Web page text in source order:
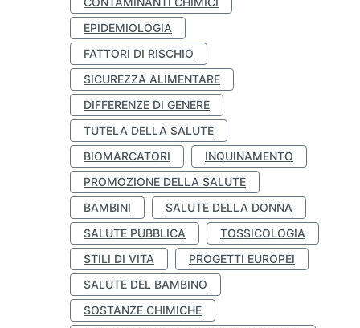
EPIDEMIOLOGIA
FATTORI DI RISCHIO
SICUREZZA ALIMENTARE
DIFFERENZE DI GENERE
TUTELA DELLA SALUTE
BIOMARCATORI
INQUINAMENTO
PROMOZIONE DELLA SALUTE
BAMBINI
SALUTE DELLA DONNA
SALUTE PUBBLICA
TOSSICOLOGIA
STILI DI VITA
PROGETTI EUROPEI
SALUTE DEL BAMBINO
SOSTANZE CHIMICHE